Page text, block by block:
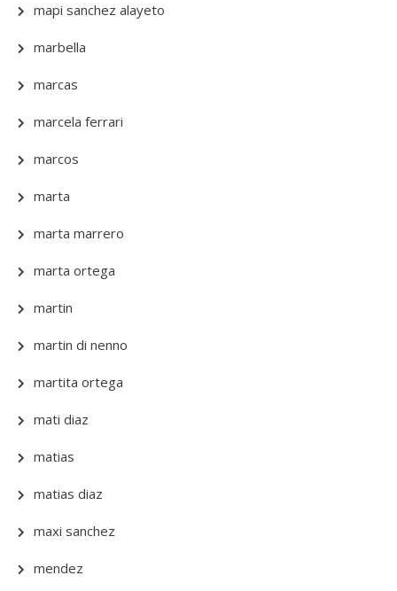
mapi sanchez alayeto
marbella
marcas
marcela ferrari
marcos
marta
marta marrero
marta ortega
martin
martin di nenno
martita ortega
mati diaz
matias
matias diaz
maxi sanchez
mendez